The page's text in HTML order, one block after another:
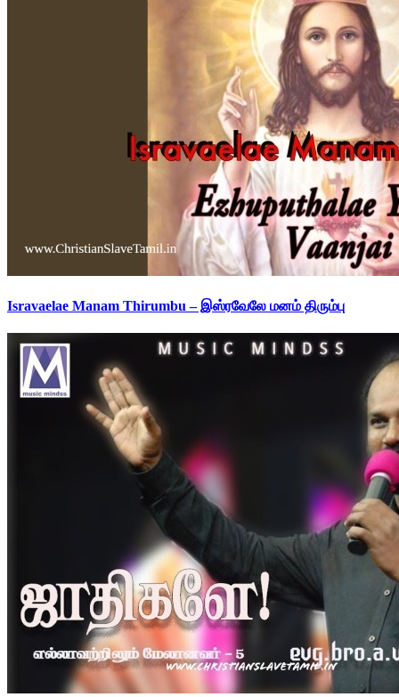
Isravaelae Manam Thirumbu – இஸ்ரவேலே மனம் திரும்பு